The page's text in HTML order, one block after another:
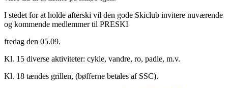
I stedet for at holde afterski vil den gode Skiclub invitere nuværende
og kommende medlemmer til PRESKI
fredag den 05.09.
Kl. 15 diverse aktiviteter: cykle, vandre, ro, padle, m.v.
Kl. 18 tændes grillen, (bøfferne betales af SSC).